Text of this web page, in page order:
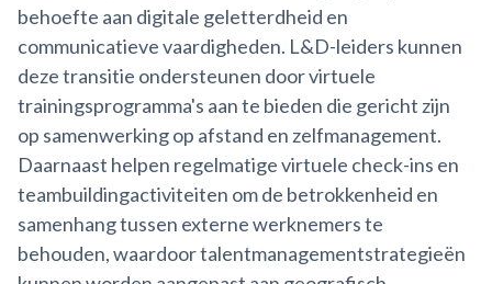
behoefte aan digitale geletterdheid en
communicatieve vaardigheden. L&D-leiders kunnen
deze transitie ondersteunen door virtuele
trainingsprogramma's aan te bieden die gericht zijn
op samenwerking op afstand en zelfmanagement.
Daarnaast helpen regelmatige virtuele check-ins en
teambuildingactiviteiten om de betrokkenheid en
samenhang tussen externe werknemers te
behouden, waardoor talentmanagementstrategieën